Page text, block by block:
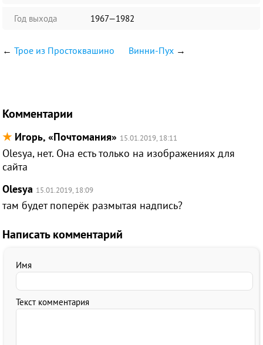
Год выхода 1967—1982
←Трое из Простоквашино Винни-Пух →
Комментарии
★ Игорь, «Почтомания» 15.01.2019, 18:11
Olesya, нет. Она есть только на изображениях для
сайта
Olesya 15.01.2019, 18:09
там будет поперёк размытая надпись?
Написать комментарий
Имя
Текст комментария